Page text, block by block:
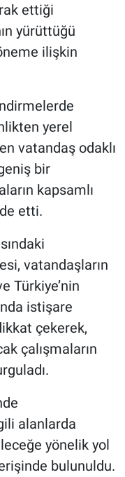
ettiği
yürüttüğü
ilişkin
yerel
vatandaş odaklı
bir
kapsamlı
etti.
vatandaşların
Türkiye’nin
istişare
çekerek,
çalışmaların
alanlarda
yönelik yol
bulunuldu.